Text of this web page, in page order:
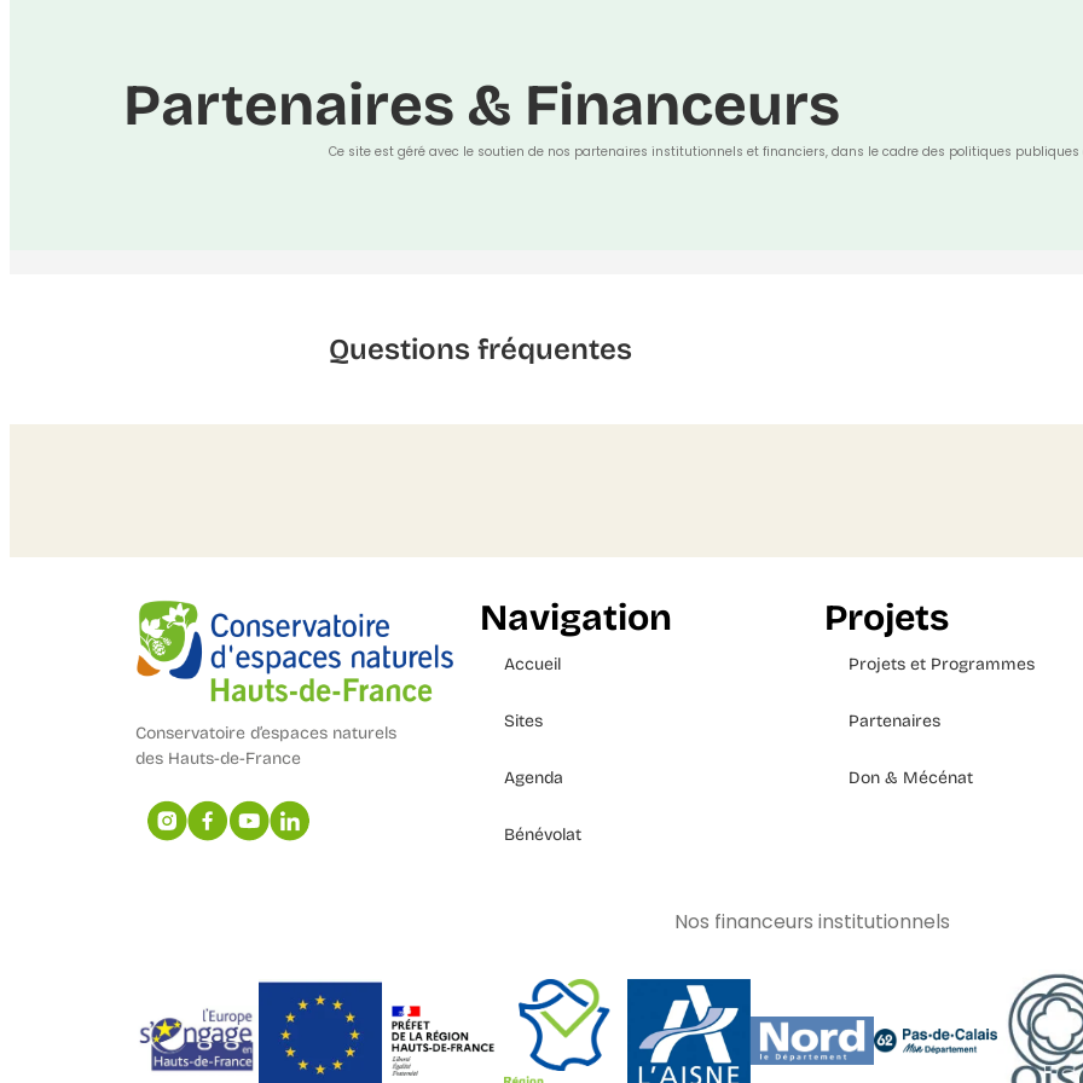
Partenaires & Financeurs
Ce site est géré avec le soutien de nos partenaires institutionnels et financiers, dans le cadre des politiques
Questions fréquentes
Conservatoire d’espaces naturels
des Hauts-de-France
Navigation
Accueil
Sites
Agenda
Bénévolat
Projets
Projets et Programmes
Partenaires
Don & Mécénat
Nos financeurs institutionnels